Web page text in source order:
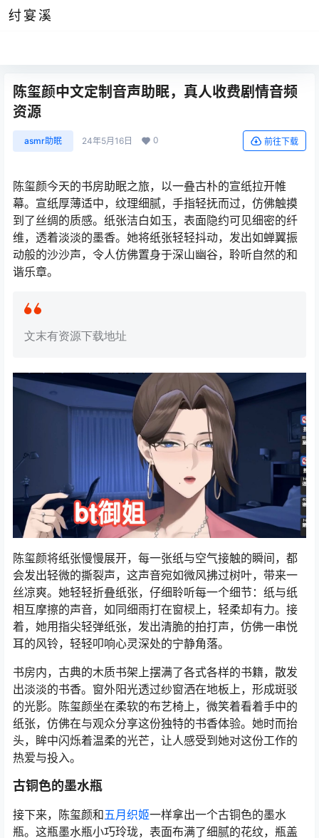
纣宴溪
陈玺颜中文定制音声助眠，真人收费剧情音频
资源
asmr助眠 24年5月16日 0 前往下载
陈玺颜今天的书房助眠之旅，以一叠古朴的宣纸拉开帷
幕。宣纸厚薄适中，纹理细腻，手指轻抚而过，仿佛触摸
到了丝绸的质感。纸张洁白如玉，表面隐约可见细密的纤
维，透着淡淡的墨香。她将纸张轻轻抖动，发出如蝉翼振
动般的沙沙声，令人仿佛置身于深山幽谷，聆听自然的和
谐乐章。
文末有资源下载地址
陈玺颜将纸张慢慢展开，每一张纸与空气接触的瞬间，都
会发出轻微的撕裂声，这声音宛如微风拂过树叶，带来一
丝凉爽。她轻轻折叠纸张，仔细聆听每一个细节：纸与纸
相互摩擦的声音，如同细雨打在窗棂上，轻柔却有力。接
着，她用指尖轻弹纸张，发出清脆的拍打声，仿佛一串悦
耳的风铃，轻轻叩响心灵深处的宁静角落。
书房内，古典的木质书架上摆满了各式各样的书籍，散发
出淡淡的书香。窗外阳光透过纱窗洒在地板上，形成斑驳
的光影。陈玺颜坐在柔软的布艺椅上，微笑着看着手中的
纸张，仿佛在与观众分享这份独特的书香体验。她时而抬
头，眸中闪烁着温柔的光芒，让人感受到她对这份工作的
热爱与投入。
古铜色的墨水瓶
接下来，陈玺颜和五月织姬一样拿出一个古铜色的墨水
瓶。这瓶墨水瓶小巧玲珑，表面布满了细腻的花纹，瓶盖